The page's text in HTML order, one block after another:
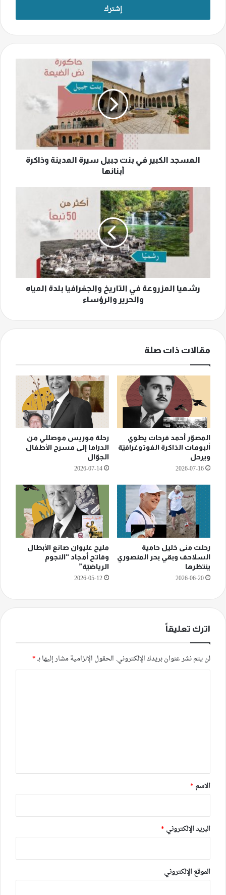
أبنائها
المسجد الكبير في بنت جبيل سيرة المدينة وذاكرة
أبنائها
المزروعة
والجغرافيا
والرؤساء
رشميا المزروعة في التاريخ والجغرافيا بلدة المياه
والحرير والرؤساء
مقالات ذات صلة
المصوّر أحمد فرحات يطوي
ألبومات الذاكرة الفوتوغرافيّة
ويرحل
2026-07-16
رحلة موريس موصللي من
الدراما إلى مسرح الأطفال
الجوّال
2026-07-14
رحلت منى خليل حامية
السلاحف وبقي بحر المنصوري
ينتظرها
2026-06-20
مليح عليوان صانع الأبطال
وفاتح أمجاد “النجوم
الرياضيّة”
2026-05-12
اترك تعليقاً
لن يتم نشر عنوان بريدك الإلكتروني. الحقول الإلزامية مشار إليها بـ*
*
الاسم *
البريد الإلكتروني *
الموقع الإلكتروني